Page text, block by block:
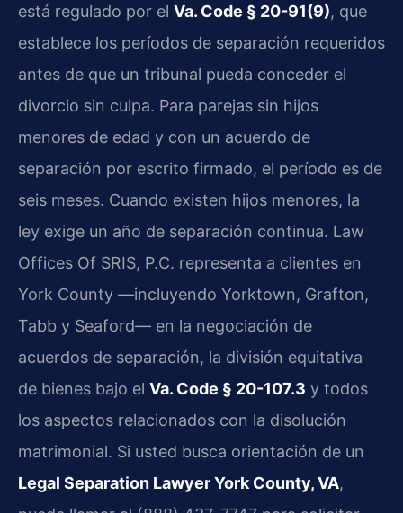
está regulado por el Va. Code § 20-91(9), que
establece los períodos de separación requeridos
antes de que un tribunal pueda conceder el
divorcio sin culpa. Para parejas sin hijos
menores de edad y con un acuerdo de
separación por escrito firmado, el período es de
seis meses. Cuando existen hijos menores, la
ley exige un año de separación continua. Law
Offices Of SRIS, P.C. representa a clientes en
York County —incluyendo Yorktown, Grafton,
Tabb y Seaford— en la negociación de
acuerdos de separación, la división equitativa
de bienes bajo el Va. Code § 20-107.3 y todos
los aspectos relacionados con la disolución
matrimonial. Si usted busca orientación de un
Legal Separation Lawyer York County, VA,